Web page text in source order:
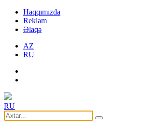
Haqqımızda
Reklam
Əlaqə
AZ
RU
RU